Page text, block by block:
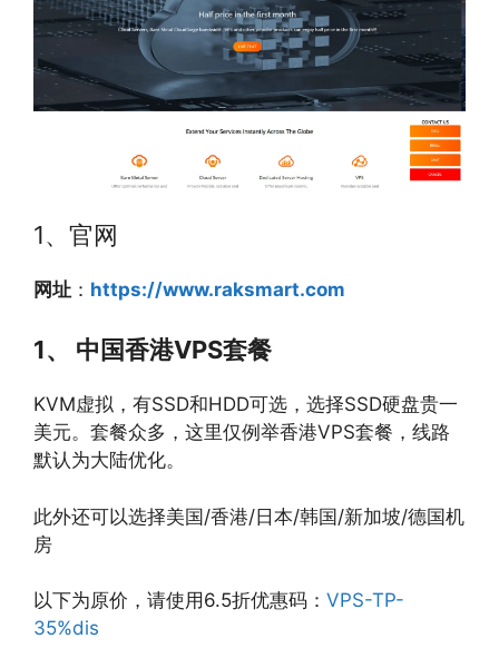
1、官网
网址 ： https://www.raksmart.com
1、 中国香港VPS套餐
KVM虚拟，有SSD和HDD可选，选择SSD硬盘贵一
美元。套餐众多，这里仅例举香港VPS套餐，线路
默认为大陆优化。
此外还可以选择美国/香港/日本/韩国/新加坡/德国机
房
以下为原价，请使用6.5折优惠码： VPS-TP-
35%dis